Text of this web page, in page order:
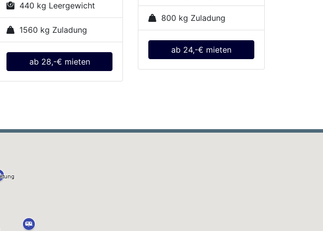
440 kg Leergewicht
1560 kg Zuladung
ab 28,-€ mieten
800 kg Zuladung
ab 24,-€ mieten